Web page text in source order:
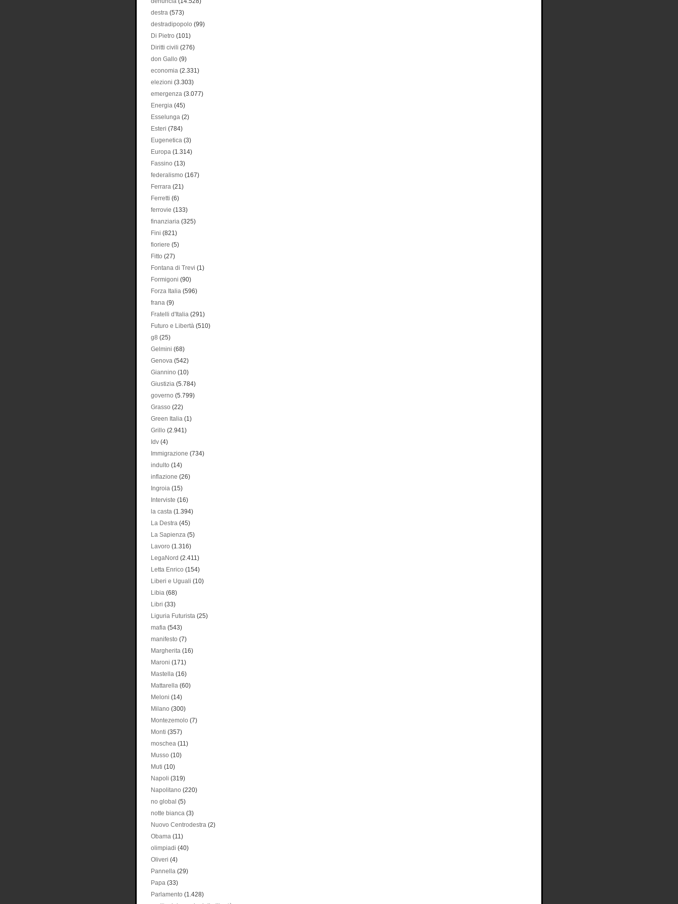
destra (573)
destradipopolo (99)
Di Pietro (101)
Diritti civili (276)
don Gallo (9)
economia (2.331)
elezioni (3.303)
emergenza (3.077)
Energia (45)
Esselunga (2)
Esteri (784)
Eugenetica (3)
Europa (1.314)
Fassino (13)
federalismo (167)
Ferrara (21)
Ferretti (6)
ferrovie (133)
finanziaria (325)
Fini (821)
fioriere (5)
Fitto (27)
Fontana di Trevi (1)
Formigoni (90)
Forza Italia (596)
frana (9)
Fratelli d'Italia (291)
Futuro e Libertà (510)
g8 (25)
Gelmini (68)
Genova (542)
Giannino (10)
Giustizia (5.784)
governo (5.799)
Grasso (22)
Green Italia (1)
Grillo (2.941)
Idv (4)
Immigrazione (734)
indulto (14)
inflazione (26)
Ingroia (15)
Interviste (16)
la casta (1.394)
La Destra (45)
La Sapienza (5)
Lavoro (1.316)
LegaNord (2.411)
Letta Enrico (154)
Liberi e Uguali (10)
Libia (68)
Libri (33)
Liguria Futurista (25)
mafia (543)
manifesto (7)
Margherita (16)
Maroni (171)
Mastella (16)
Mattarella (60)
Meloni (14)
Milano (300)
Montezemolo (7)
Monti (357)
moschea (11)
Musso (10)
Muti (10)
Napoli (319)
Napolitano (220)
no global (5)
notte bianca (3)
Nuovo Centrodestra (2)
Obama (11)
olimpiadi (40)
Oliveri (4)
Pannella (29)
Papa (33)
Parlamento (1.428)